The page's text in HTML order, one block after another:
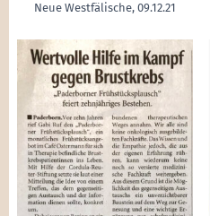
Neue Westfälische, 09.12.21